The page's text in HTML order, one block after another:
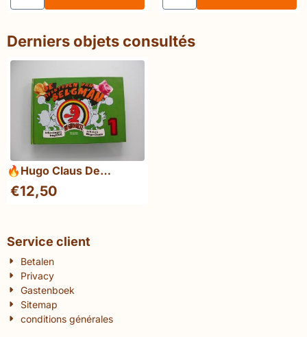
Derniers objets consultés
🔥Hugo Claus De
avonturen van Belgman 1
- De Geboorte (1967)
€12,50
Service client
Betalen
Privacy
Gastenboek
Sitemap
conditions générales